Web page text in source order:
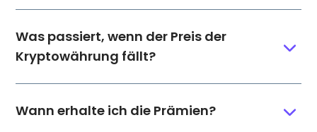
Was passiert, wenn der Preis der
Kryptowährung fällt?
Wann erhalte ich die Prämien?